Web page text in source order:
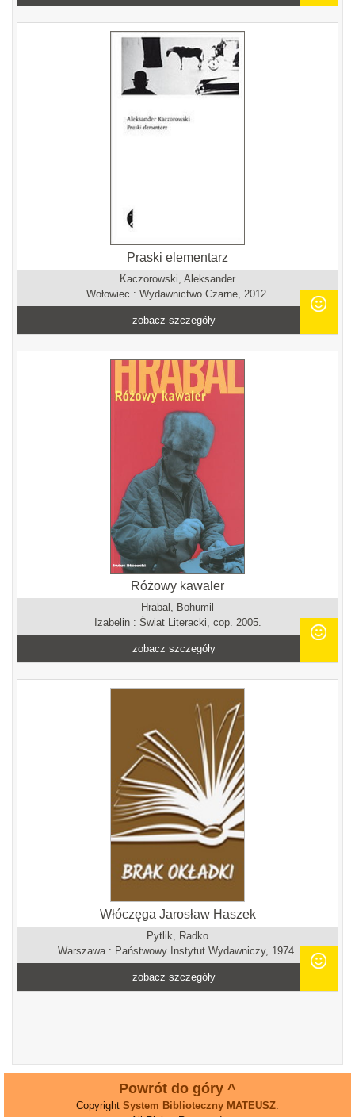
Praski elementarz
Kaczorowski, Aleksander
Wołowiec : Wydawnictwo Czarne, 2012.
zobacz szczegóły
Różowy kawaler
Hrabal, Bohumil
Izabelin : Świat Literacki, cop. 2005.
zobacz szczegóły
Włóczęga Jarosław Haszek
Pytlik, Radko
Warszawa : Państwowy Instytut Wydawniczy, 1974.
zobacz szczegóły
Powrót do góry ^
Copyright System Biblioteczny MATEUSZ